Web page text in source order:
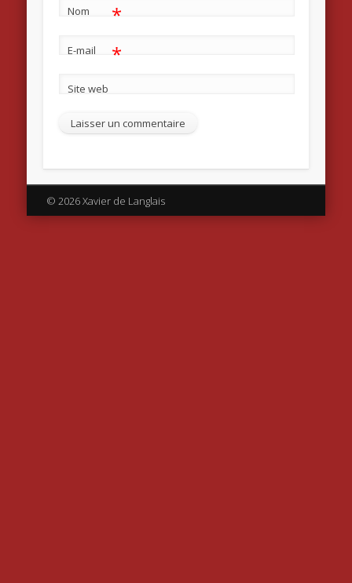
Nom *
E-mail *
Site web
© 2026 Xavier de Langlais